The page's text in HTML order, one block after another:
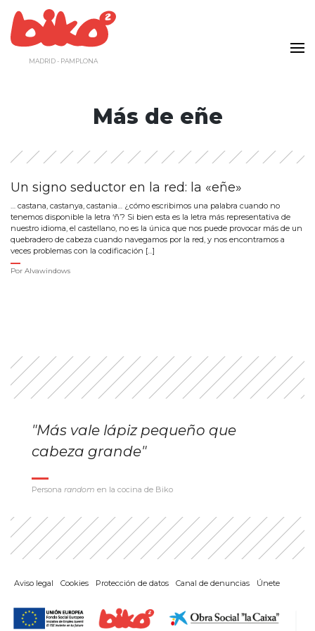
contenido
MADRID - PAMPLONA
Más de eñe
Un signo seductor en la red: la «eñe»
… castana, castanya, castania… ¿cómo escribimos una palabra cuando no
tenemos disponible la letra ‘ñ’? Si bien esta es la letra más representativa de
nuestro idioma, el castellano, no es la única que nos puede provocar más de un
quebradero de cabeza cuando navegamos por la red, y nos encontramos a
veces problemas con la codificación […]
Por Alvawindows
"Más vale lápiz pequeño que
cabeza grande"
Persona random en la cocina de Biko
Aviso legal Cookies Protección de datos Canal de denuncias Únete